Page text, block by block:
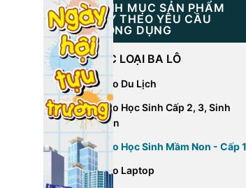
DANH MỤC SẢN PHẨM
MAY THEO YÊU CẦU
THÔNG DỤNG
CÁC LOẠI BA LÔ
Balo Du Lịch
Balo Học Sinh Cấp 2, 3, Sinh
Viên
Balo Học Sinh Mầm Non - Cấp 1
Balo Laptop